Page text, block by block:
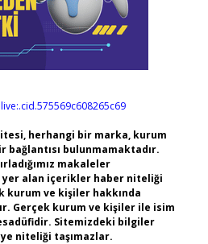
live:.cid.575569c608265c69
herhangi bir marka, kurum
bağlantısı bulunmamaktadır.
makaleler
yer alan içerikler haber niteliği
kurum ve kişiler hakkında
Gerçek kurum ve kişiler ile isim
Sitemizdeki bilgiler
niteliği taşımazlar.